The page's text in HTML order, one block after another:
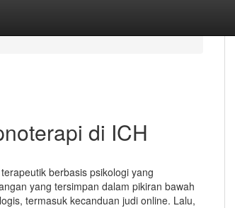
di ICH
berbasis psikologi yang
yang tersimpan dalam pikiran bawah
termasuk kecanduan judi online. Lalu,